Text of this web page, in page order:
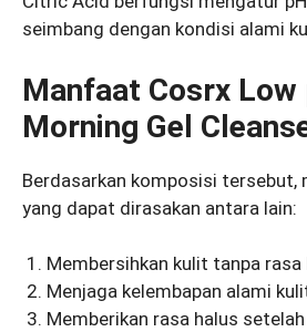
seimbang dengan kondisi alami
Manfaat Cosrx Low
Morning Gel
Berdasarkan komposisi tersebut,
yang dapat dirasakan antara lain:
Membersihkan kulit tanpa rasa
Menjaga kelembapan alami
Memberikan rasa halus